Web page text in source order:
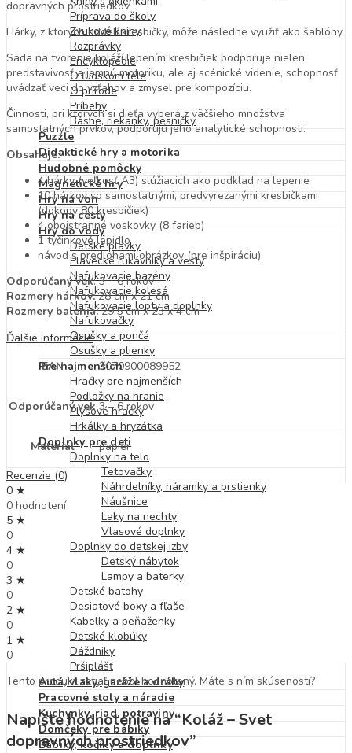
Príprava do školy
Zvukové knihy
Rozprávky
Encyklopédie
O ľudskom tele
O prírode
Príbehy
Básne, riekanky, pesničky
Puzzle
Didaktické hry a motorika
Hudobné pomôcky
Magnetické hry
Hry na von
Hry na cesty
Hry do vody
Detské plavky
Plavecké rukávniky a vesty
Nafukovacie bazény
Nafukovacie kolesá
Nafukovacie lopty a doplnky
Nafukovačky
Osušky a pončá
Osušky a plienky
Pre najmenších
Hračky pre najmenších
Podložky na hranie
Plyšové hračky
Hrkálky a hryzátka
Doplnky pre deti
Doplnky na telo
Tetovačky
Náhrdelníky, náramky a prstienky
Náušnice
Laky na nechty
Vlasové doplnky
Doplnky do detskej izby
Detský nábytok
Lampy a baterky
Detské batohy
Desiatové boxy a fľaše
Kabelky a peňaženky
Detské klobúky
Dáždniky
Pršiplášť
Autá, vlaky, garáže a dráhy
Pracovné stoly a náradie
Kuchynky, riad, potraviny
Domčeky pre bábiky
Bábiky, kočíky a doplnky
dopravných prostriedkov.
Hárky, z ktorých oddelí kresbičky, môže následne využiť ako šablóny.
Sada na tvorenie koláží lepením kresbičiek podporuje nielen
predstavivosť a jemnú motoriku, ale aj scénické videnie, schopnosť
uvádzať veci do vzťahov a zmysel pre kompozíciu.
Činnosti, pri ktorých si dieťa vyberá z väčšieho množstva
samostatných prvkov, podporujú jeho analytické schopnosti.
Obsahuje:
4 hárky (veľkosť A3) slúžiacich ako podklad na lepenie
10 hárkov so samostatnými, predvyrezanými kresbičkami
(dokopy 80 kresbičiek)
4 obojstranné voskovky (8 farieb)
1 tyčinkové lepidlo
návod s predlohami obrázkov (pre inšpiráciu)
Odporúčaný vek: 3 – 6 rokov
Rozmery hárkov:28 cm x 21 cm
Rozmery balenia:29,5 cm x 23 x 4 cm
Ďalšie informácie
EAN
3070900089952
Odporúčaný vek 3 – 6 rokov
Materiál
papier
Recenzie (0)
0 ★
0 hodnotení
5 ★
0
4 ★
0
3 ★
0
2 ★
0
1 ★
0
Tento produkt zatiaľ nebol hodnotený. Máte s ním skúsenosti?
Napíšte hodnotenie na “Koláž – Svet
dopravných prostriedkov”